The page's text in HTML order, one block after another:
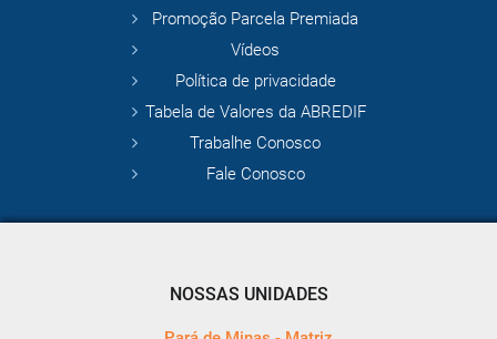
Promoção Parcela Premiada
Vídeos
Política de privacidade
Tabela de Valores da ABREDIF
Trabalhe Conosco
Fale Conosco
NOSSAS UNIDADES